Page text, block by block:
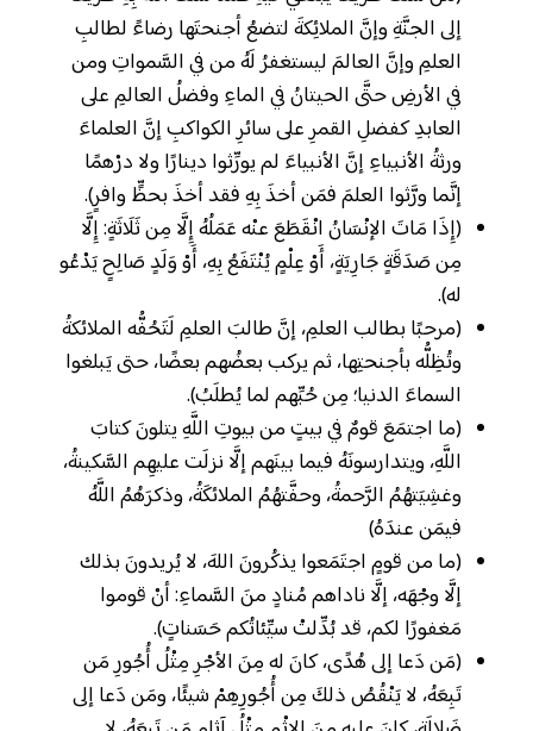
إلى الجنَّةِ وإنَّ الملائِكةَ لتضعُ أجنحتَها رضاءً لطالبِ
العلمِ وإنَّ العالمَ ليستغفرُ لَهُ من في السَّمواتِ ومن
في الأرضِ حتَّى الحيتانُ في الماءِ وفضلُ العالمِ على
العابدِ كفضلِ القمرِ على سائرِ الكواكبِ إنَّ العلماءَ
ورثةُ الأنبياءِ إنَّ الأنبياءَ لم يورِّثوا دينارًا ولا درْهمًا
إنَّما ورَّثوا العلمَ فمَن أخذَ بِهِ فقد أخذَ بحظٍّ وافرٍ).
(إِذَا مَاتَ الإنْسَانُ انْقَطَعَ عنْه عَمَلُهُ إِلَّا مِن ثَلَاثَةٍ: إِلَّا
مِن صَدَقَةٍ جَارِيَةٍ، أَوْ عِلْمٍ يُنْتَفَعُ بِهِ، أَوْ وَلَدٍ صَالِحٍ يَدْعُو
له).
(مرحبًا بطالب العلمِ، إنَّ طالبَ العلمِ لَتَحُفُّه الملائكةُ
وتُظِلُّه بأجنحتِها، ثم يركب بعضُهم بعضًا، حتى يَبلغوا
السماءَ الدنيا؛ مِن حُبِّهم لما يُطلَبُ).
(ما اجتمَعَ قومٌ في بيتٍ من بيوتِ اللَّهِ يتلونَ كتابَ
اللَّهِ، ويتدارسونَهُ فيما بينَهم إلَّا نزلَت عليهِم السَّكينةُ،
وغشِيَتهُمُ الرَّحمةُ، وحفَّتهُمُ الملائكَةُ، وذكرَهُمُ اللَّهُ
فيمَن عندَهُ)
(ما من قومٍ اجتَمَعوا يذكُرونَ اللهَ، لا يُريدونَ بذلك
إلَّا وجْهَه، إلَّا ناداهم مُنادٍ منَ السَّماءِ: أنْ قوموا
مَغفورًا لكم، قد بُدِّلتْ سيِّئاتُكم حَسَناتٍ).
(مَن دَعا إلى هُدًى، كانَ له مِنَ الأجْرِ مِثْلُ أُجُورِ مَن
تَبِعَهُ، لا يَنْقُصُ ذلكَ مِن أُجُورِهِمْ شيئًا، ومَن دَعا إلى